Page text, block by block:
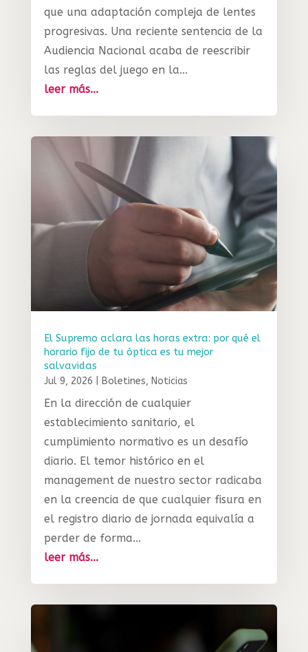
que una adaptación compleja de lentes
progresivas. Una reciente sentencia de la
Audiencia Nacional acaba de reescribir
las reglas del juego en la...
leer más...
El Supremo aclara las horas extra: por qué el
horario fijo de tu óptica es tu mejor
salvavidas
Jul 9, 2026
Boletines, Noticias
En la dirección de cualquier
establecimiento sanitario, el
cumplimiento normativo es un desafío
diario. El temor histórico en el
management de nuestro sector radicaba
en la creencia de que cualquier fisura en
el registro diario de jornada equivalía a
perder de forma...
leer más...